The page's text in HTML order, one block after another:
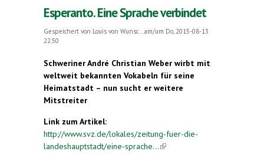
Esperanto. Eine Sprache verbindet
Gespeichert von Louis von Wunsc...
am/um Do, 2015-08-13
22:50
Schweriner André Christian Weber wirbt mit
weltweit bekannten Vokabeln für seine
Heimatstadt – nun sucht er weitere
Mitstreiter
Link zum Artikel:
http://www.svz.de/lokales/zeitung-fuer-die-
landeshauptstadt/eine-sprache...(link is external)